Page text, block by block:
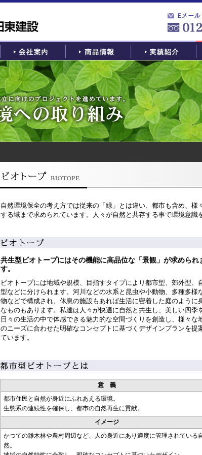
自然環境保全の考え方では従来の「緑」とは違い、都市も含め、
する域まで求められています。人々が自然と共存する事で環境意識
共生型ビオトープにはその機能に高品位な「景観」が求められ
す。
ビオトープには地域や規模、目指すタイプにより都市型、郊外型、
型などに分けられます。河川などの水系と昆虫や小動物、多種多様
物などで構成され、休息の施設もあれば生活に密着した庭のように
なものもあります。私達は人々が快適に自然と共生し、美しい四季
日々の生活の中で体感できる魅力的な空間づくりを創造し、様々な
のニーズに合わせた明確なコンセプトに基づくデザインプランを提
ています。
意 義
都市住民と自然が身近にふれあえる環境。
生態系の連続性を確保し、都市の自然再生に貢献。
イメージ
かつての雑木林や農村周辺など、人の身近にあり適度に管理されている
然。